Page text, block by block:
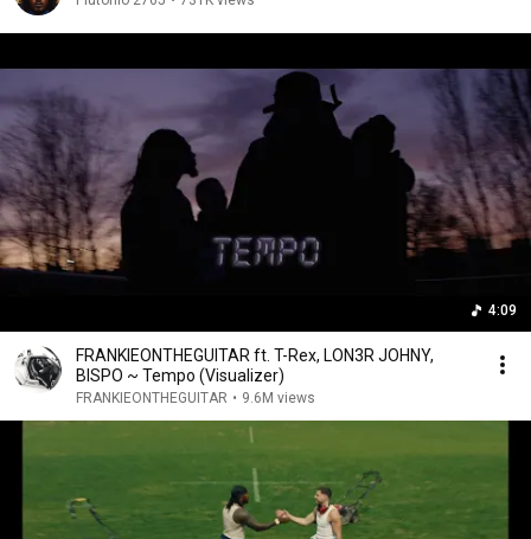
4:09
FRANKIEONTHEGUITAR ft. T-Rex, LON3R JOHNY,
BISPO ~ Tempo (Visualizer)
FRANKIEONTHEGUITAR • 9.6M views